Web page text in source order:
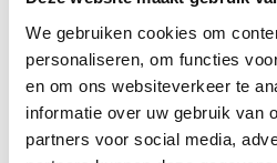
We gebruiken cookies om
personaliseren, om functies
en om ons websiteverkeer te
informatie over uw gebruik van
partners voor social media,
Muziek van
niemand: De
Niemanders